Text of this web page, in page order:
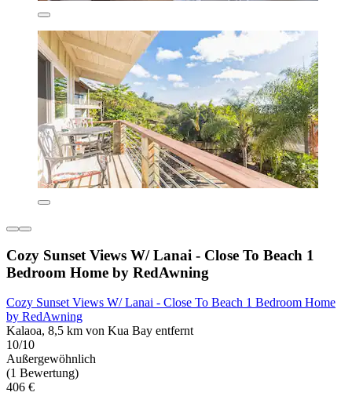
Cozy Sunset Views W/ Lanai - Close To Beach 1
Bedroom Home by RedAwning
Cozy Sunset Views W/ Lanai - Close To Beach 1 Bedroom Home
by RedAwning
Kalaoa, 8,5 km von Kua Bay entfernt
10/10
Außergewöhnlich
(1 Bewertung)
406 €